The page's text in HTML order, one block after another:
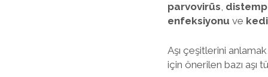
parvovirüs,
enfeksiyonu ve
Aşı çeşitlerini
için önerilen bazı aşı